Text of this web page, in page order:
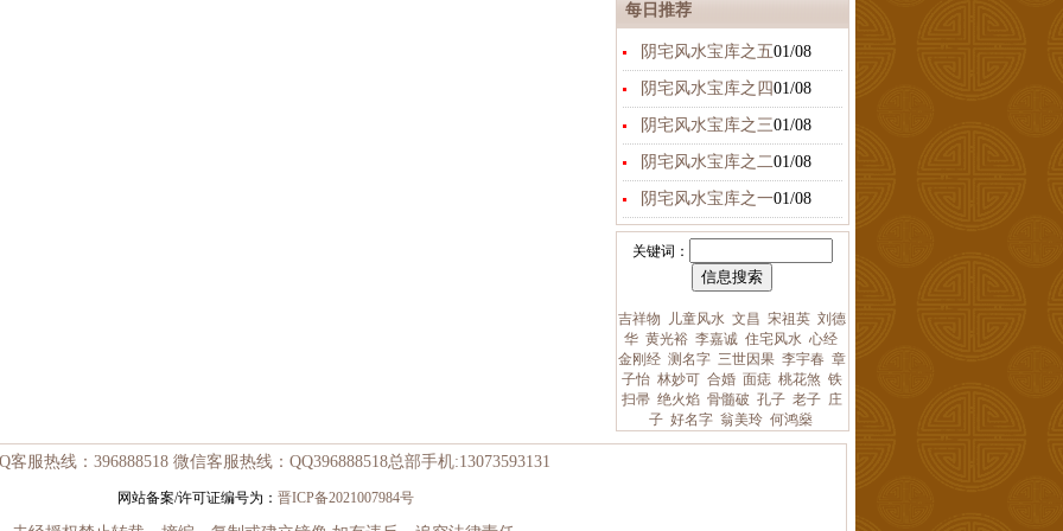
每日推荐
阴宅风水宝库之五01/08
阴宅风水宝库之四01/08
阴宅风水宝库之三01/08
阴宅风水宝库之二01/08
阴宅风水宝库之一01/08
关键词：
吉祥物 儿童风水 文昌 宋祖英 刘德
华 黄光裕 李嘉诚 住宅风水 心经
金刚经 测名字 三世因果 李宇春 章
子怡 林妙可 合婚 面痣 桃花煞 铁
扫帚 绝火焰 骨髓破 孔子 老子 庄
子 好名字 翁美玲 何鸿燊
客服热线：396888518 微信客服热线：QQ396888518总部手机:13073593131
网站备案/许可证编号为： 晋ICP备2021007984号